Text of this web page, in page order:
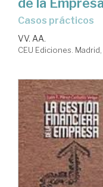
casos prácticos
VV. AA.
CEU Ediciones.